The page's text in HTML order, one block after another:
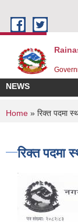
NEWS
You are
Home » रिक्त पदमा
रिक्त पदमा